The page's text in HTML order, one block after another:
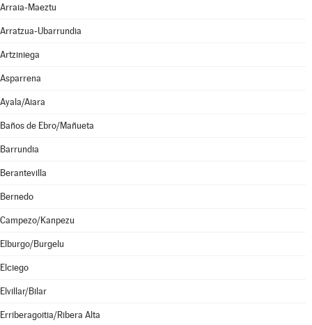
Arraia-Maeztu
Arratzua-Ubarrundia
Artziniega
Asparrena
Ayala/Aiara
Baños de Ebro/Mañueta
Barrundia
Berantevilla
Bernedo
Campezo/Kanpezu
Elburgo/Burgelu
Elciego
Elvillar/Bilar
Erriberagoitia/Ribera Alta